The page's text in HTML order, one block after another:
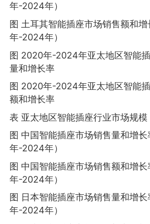
年-2024年）
图 土耳其智能插座市场销售额和
年-2024年）
图 2020年-2024年亚太地区智能
量和增长率
图 2020年-2024年亚太地区智能
额和增长率
表 亚太地区智能插座行业市场规模
图 中国智能插座市场销售量和增
年-2024年）
图 中国智能插座市场销售额和增
年-2024年）
图 日本智能插座市场销售量和增
年-2024年）